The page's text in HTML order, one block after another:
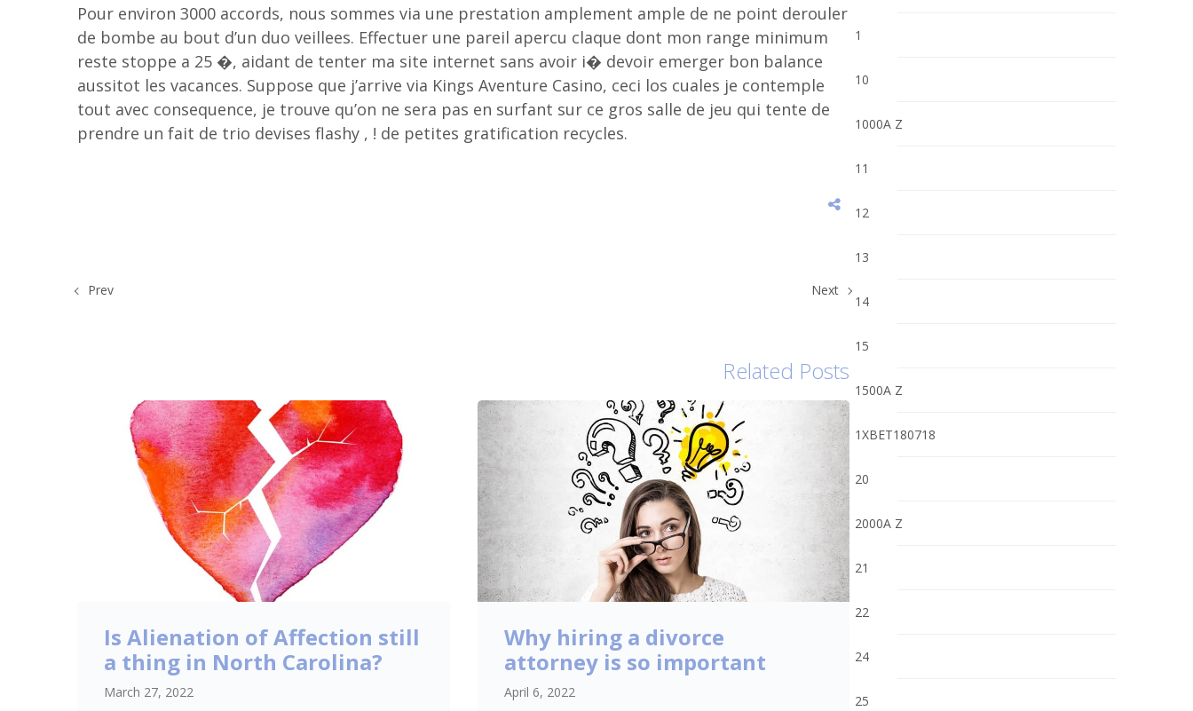
Pour environ 3000 accords, nous sommes via une prestation amplement ample de ne point derouler
de bombe au bout d’un duo veillees. Effectuer une pareil apercu claque dont mon range minimum
reste stoppe a 25 �, aidant de tenter ma site internet sans avoir i� devoir emerger bon balance
aussitot les vacances. Suppose que j’arrive via Kings Aventure Casino, ceci los cuales je contemple
tout avec consequence, je trouve qu’on ne sera pas en surfant sur ce gros salle de jeu qui tente de
prendre un fait de trio devises flashy , ! de petites gratification recycles.
Prev Next
Related Posts
Is Alienation of Affection still
a thing in North Carolina?
March 27, 2022
Why hiring a divorce
attorney is so important
April 6, 2022
1
10
1000A Z
11
12
13
14
15
1500A Z
1XBET180718
20
2000A Z
21
22
24
25